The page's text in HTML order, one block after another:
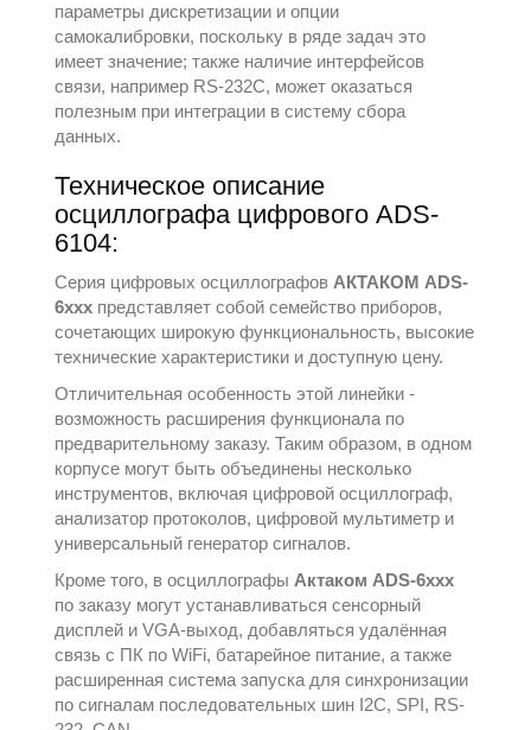
параметры дискретизации и опции
самокалибровки, поскольку в ряде задач это
имеет значение; также наличие интерфейсов
связи, например RS-232C, может оказаться
полезным при интеграции в систему сбора
данных.
Техническое описание
осциллографа цифрового ADS-
6104:
Серия цифровых осциллографов АКТАКОМ ADS-
6ххх представляет собой семейство приборов,
сочетающих широкую функциональность, высокие
технические характеристики и доступную цену.
Отличительная особенность этой линейки -
возможность расширения функционала по
предварительному заказу. Таким образом, в одном
корпусе могут быть объединены несколько
инструментов, включая цифровой осциллограф,
анализатор протоколов, цифровой мультиметр и
универсальный генератор сигналов.
Кроме того, в осциллографы Актаком ADS-6xxx
по заказу могут устанавливаться сенсорный
дисплей и VGA-выход, добавляться удалённая
связь с ПК по WiFi, батарейное питание, а также
расширенная система запуска для синхронизации
по сигналам последовательных шин I2C, SPI, RS-